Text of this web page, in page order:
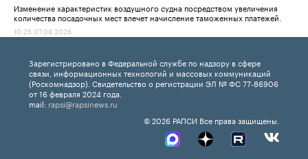
Изменение характеристик воздушного судна посредством увеличения
количества посадочных мест влечет начисление таможенных платежей.
10:25 07.08.2026
Зарегистрировано в Федеральной службе по надзору в сфере
связи, информационных технологий и массовых коммуникаций
(Роскомнадзор). Свидетельство о регистрации ЭЛ № ФС 77-86906
от 16 февраля 2024 года.
mail: rapsi@rapsinews.ru
© 2026 РАПСИ Все права защищены.